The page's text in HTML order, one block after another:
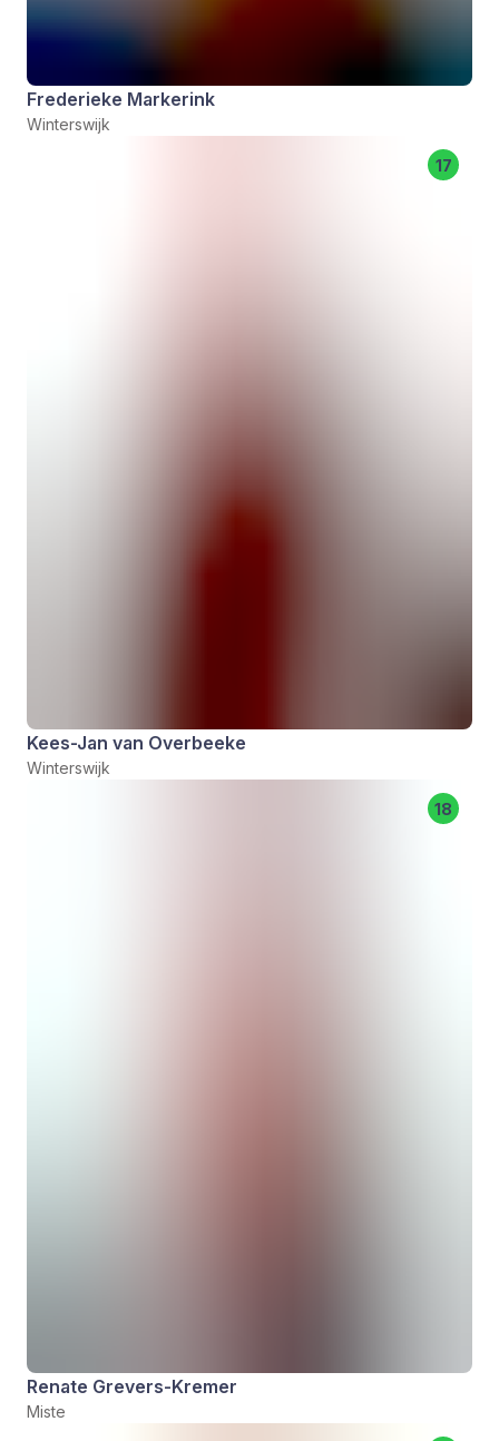
Frederieke Markerink
Winterswijk
17
Kees-Jan van Overbeeke
Winterswijk
18
Renate Grevers-Kremer
Miste